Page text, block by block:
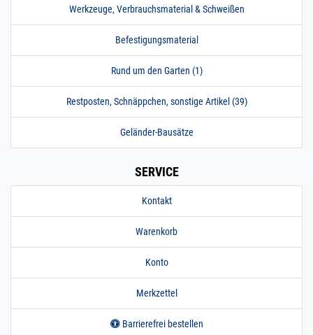
Werkzeuge, Verbrauchsmaterial & Schweißen
Befestigungsmaterial
Rund um den Garten (1)
Restposten, Schnäppchen, sonstige Artikel (39)
Geländer-Bausätze
SERVICE
Kontakt
Warenkorb
Konto
Merkzettel
Barrierefrei bestellen